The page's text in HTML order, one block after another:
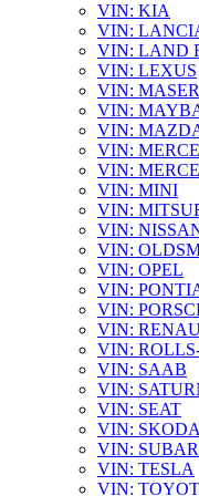
VIN: KIA
VIN:
VIN: LAND
VIN: LEXUS
VIN:
VIN:
VIN:
VIN:
VIN:
VIN: MINI
VIN:
VIN:
VIN:
VIN: OPEL
VIN:
VIN:
VIN:
VIN:
VIN: SAAB
VIN:
VIN: SEAT
VIN: SKODA
VIN:
VIN: TESLA
VIN: